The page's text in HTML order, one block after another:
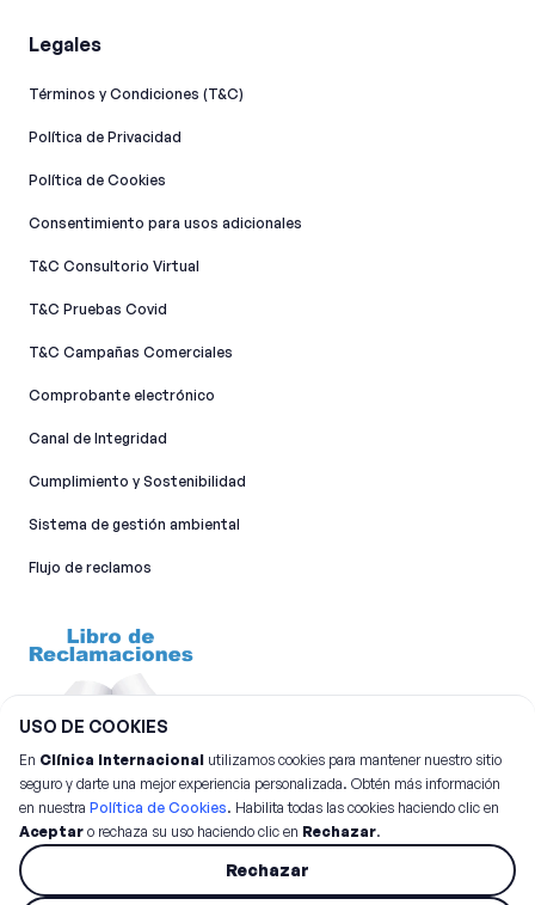
Legales
Términos y Condiciones (T&C)
Política de Privacidad
Política de Cookies
Consentimiento para usos adicionales
T&C Consultorio Virtual
T&C Pruebas Covid
T&C Campañas Comerciales
Comprobante electrónico
Canal de Integridad​
Cumplimiento y Sostenibilidad
Sistema de gestión ambiental
Flujo de reclamos
©2026Clínica Internacional.
Todos los derechos reservados
USO DE COOKIES
En Clínica Internacional utilizamos cookies para mantener nuestro sitio
seguro y darte una mejor experiencia personalizada. Obtén más información
en nuestra Política de Cookies. Habilita todas las cookies haciendo clic en
Aceptar o rechaza su uso haciendo clic en Rechazar.
Rechazar